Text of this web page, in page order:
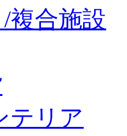
複合施設
テリア